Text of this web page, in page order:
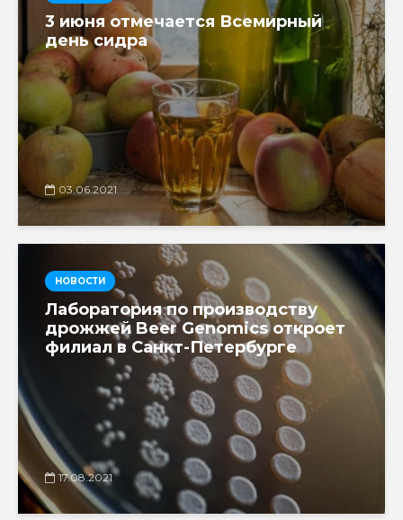
3 июня отмечается Всемирный
день сидра
03.06.2021
НОВОСТИ
Лаборатория по производству
дрожжей Beer Genomics откроет
филиал в Санкт-Петербурге
17.08.2021